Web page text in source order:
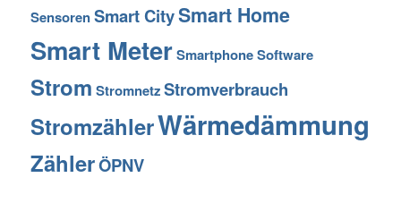
SensorenSmart CitySmart Home
Smart MeterSmartphoneSoftware
Strom StromnetzStromverbrauch
StromzählerWärmedämmung
ZählerÖPNV